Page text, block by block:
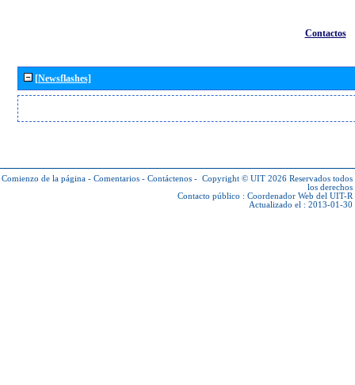
Contactos
[Newsflashes]
Comienzo de la página - Comentarios - Contáctenos - Copyright © UIT 2026 Reservados todos
los derechos
Contacto público : Coordenador Web del UIT-R
Actualizado el : 2013-01-30